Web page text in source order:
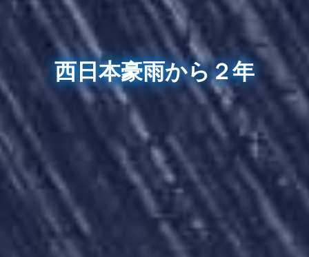
西日本豪雨から２年